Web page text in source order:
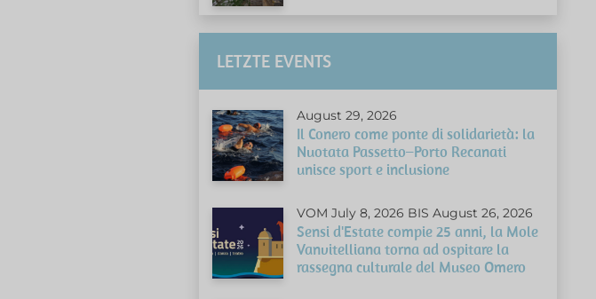
LETZTE EVENTS
August 29, 2026
Il Conero come ponte di solidarietà: la
Nuotata Passetto–Porto Recanati
unisce sport e inclusione
VOM July 8, 2026 BIS August 26, 2026
Sensi d'Estate compie 25 anni, la Mole
Vanvitelliana torna ad ospitare la
rassegna culturale del Museo Omero